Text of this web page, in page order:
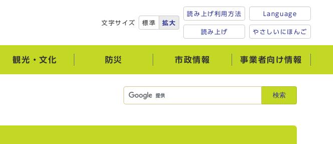
文字サイズ 標準 拡大
読み上げ利用方法
読み上げ
Language
やさしいにほんご
観光・文化 防災 市政情報 事業者向け情報
検索